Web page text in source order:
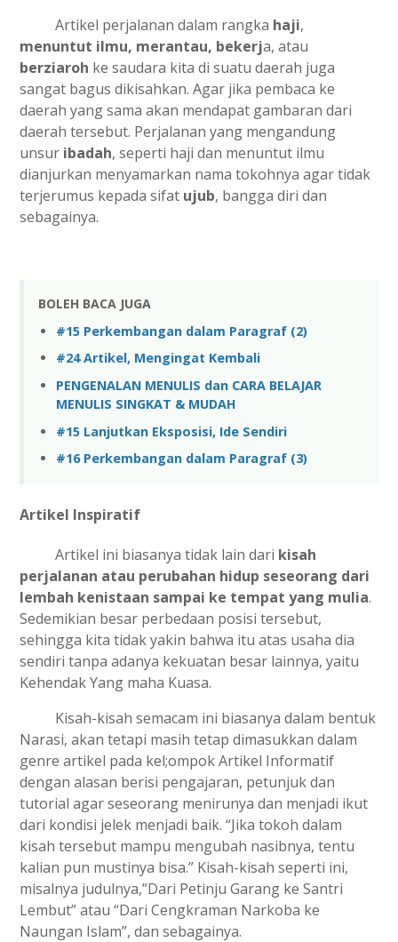
Artikel perjalanan dalam rangka haji,
menuntut ilmu, merantau, bekerja, atau
berziaroh ke saudara kita di suatu daerah juga
sangat bagus dikisahkan. Agar jika pembaca ke
daerah yang sama akan mendapat gambaran dari
daerah tersebut. Perjalanan yang mengandung
unsur ibadah, seperti haji dan menuntut ilmu
dianjurkan menyamarkan nama tokohnya agar tidak
terjerumus kepada sifat ujub, bangga diri dan
sebagainya.
BOLEH BACA JUGA
#15 Perkembangan dalam Paragraf (2)
#24 Artikel, Mengingat Kembali
PENGENALAN MENULIS dan CARA BELAJAR
MENULIS SINGKAT & MUDAH
#15 Lanjutkan Eksposisi, Ide Sendiri
#16 Perkembangan dalam Paragraf (3)
Artikel Inspiratif
Artikel ini biasanya tidak lain dari kisah
perjalanan atau perubahan hidup seseorang dari
lembah kenistaan sampai ke tempat yang mulia.
Sedemikian besar perbedaan posisi tersebut,
sehingga kita tidak yakin bahwa itu atas usaha dia
sendiri tanpa adanya kekuatan besar lainnya, yaitu
Kehendak Yang maha Kuasa.
Kisah-kisah semacam ini biasanya dalam bentuk
Narasi, akan tetapi masih tetap dimasukkan dalam
genre artikel pada kel;ompok Artikel Informatif
dengan alasan berisi pengajaran, petunjuk dan
tutorial agar seseorang menirunya dan menjadi ikut
dari kondisi jelek menjadi baik. “Jika tokoh dalam
kisah tersebut mampu mengubah nasibnya, tentu
kalian pun mustinya bisa.” Kisah-kisah seperti ini,
misalnya judulnya,”Dari Petinju Garang ke Santri
Lembut” atau “Dari Cengkraman Narkoba ke
Naungan Islam”, dan sebagainya.